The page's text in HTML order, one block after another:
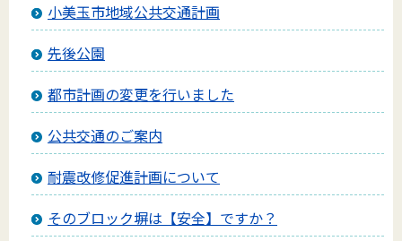
小美玉市地域公共交通計画
先後公園
都市計画の変更を行いました
公共交通のご案内
耐震改修促進計画について
そのブロック塀は【安全】ですか？